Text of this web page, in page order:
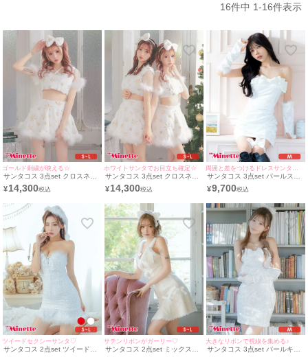
16件中 1-16件表示
ゴールド刺繍が映える☆
サンタコス 3点set クロスネッ
クリボンへそ出し袖ありセット
アップフレアスカートふわふわ
カート+カチューシャ](S～L)
¥14,300
ホワイトサンタでお目立ち確定☆
サンタコス 3点set クロスネッ
クリボンへそ出し袖ありセット
アップフレアスカートふわふわ
スプレ [トップス+スカート+カ
チューシャ](S～L)
¥14,300
サンタコス 3点set パールスト
ラップオフショルデコルテリボ
ンベロアタイトドレスサンタ
ブ+リボン](S~L)
¥9,700
ツイードセクシーサンタ♡
サンタコス 2点set ツイード×
サテンリボンがガーリー♡
サンタコス 2点set ミックスツ
大きなリボンで視線を集める♪
サンタコス 3点set パールキャ